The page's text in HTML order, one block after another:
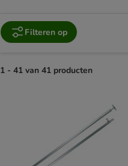
Filteren op
1 - 41 van 41 producten